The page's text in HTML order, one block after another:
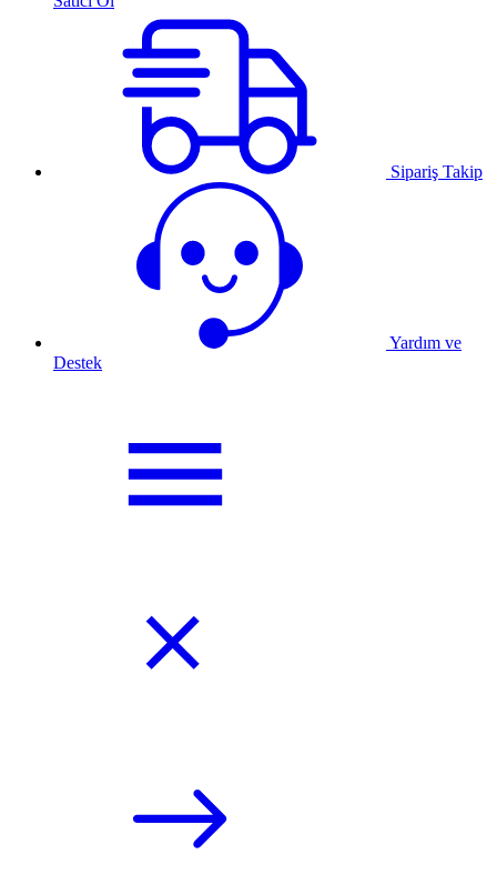
Sipariş Takip
Yardım ve
Destek